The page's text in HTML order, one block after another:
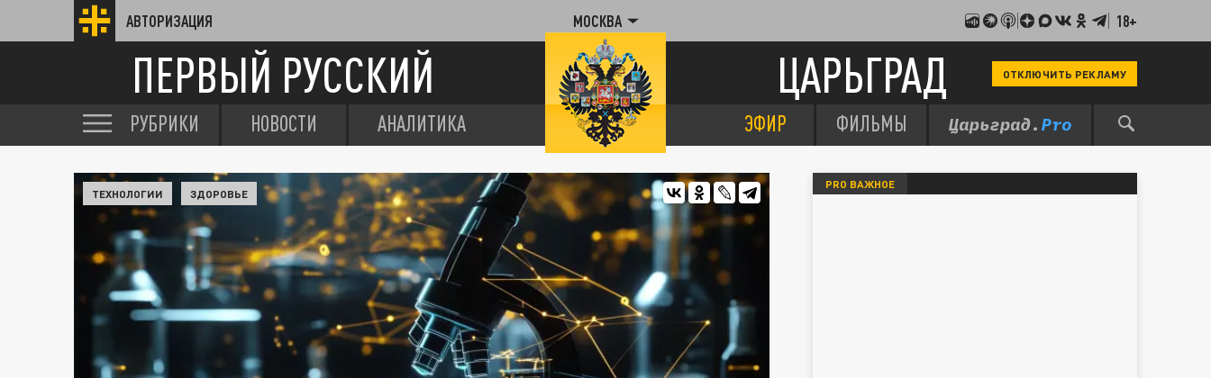
АВТОРИЗАЦИЯ МОСКВА 18+
ПЕРВЫЙ РУССКИЙ ЦАРЬГРАД ОТКЛЮЧИТЬ РЕКЛАМУ
РУБРИКИ НОВОСТИ АНАЛИТИКА ЭФИР ФИЛЬМЫ
ТЕХНОЛОГИИ ЗДОРОВЬЕ
PRO ВАЖНОЕ